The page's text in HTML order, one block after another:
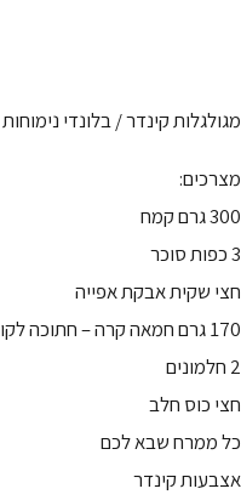
מגולגלות קינדר / בלונדי נימוחות
מצרכים:
300 גרם קמח
3 כפות סוכר
חצי שקית אבקת אפייה
170 גרם חמאה קרה – חתוכה לקוביות
2 חלמונים
חצי כוס חלב
כל ממרח שבא לכם
אצבעות קינדר